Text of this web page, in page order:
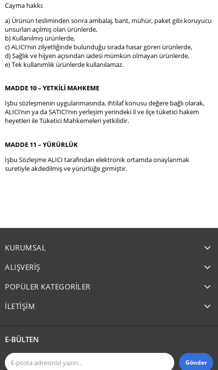
Cayma hakkı;
a) Ürünün tesliminden sonra ambalaj, bant, mühür, paket gibi koruyucu
unsurları açılmış olan ürünlerde,
b) Kullanılmış ürünlerde,
c) ALICI’nın zilyetliğinde bulunduğu sırada hasar gören ürünlerde,
d) Sağlık ve hijyen açısından iadesi mümkün olmayan ürünlerde,
e) Tek kullanımlık ürünlerde kullanılamaz.
MADDE 10 – YETKİLİ MAHKEME
İşbu sözleşmenin uygulanmasında, ihtilaf konusu değere bağlı olarak,
ALICI’nın ya da SATICI’nın yerleşim yerindeki il ve ilçe tüketici hakem
heyetleri ile Tüketici Mahkemeleri yetkilidir.
MADDE 11 – YÜRÜRLÜK
İşbu Sözleşme ALICI tarafından elektronik ortamda onaylanmak
suretiyle akdedilmiş ve yürürlüğe girmiştir.
KURUMSAL
ALIŞVERİŞ
POPÜLER KATEGORİLER
İLETİŞİM
E-BÜLTEN
Gönder